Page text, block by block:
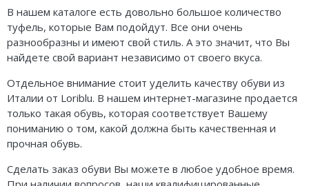
В нашем каталоге есть довольно большое количество
туфель, которые Вам подойдут. Все они очень
разнообразны и имеют свой стиль. А это значит, что Вы
найдете свой вариант независимо от своего вкуса.
Отдельное внимание стоит уделить качеству обуви из
Италии от Loriblu. В нашем интернет-магазине продается
только такая обувь, которая соответствует Вашему
пониманию о том, какой должна быть качественная и
прочная обувь.
Сделать заказ обуви Вы можете в любое удобное время.